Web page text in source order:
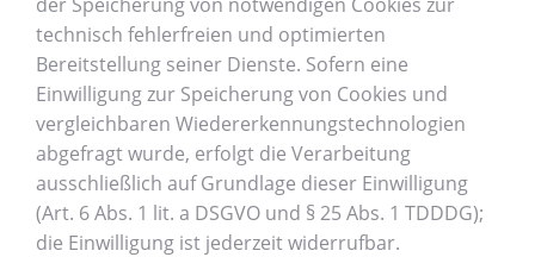
technisch fehlerfreien und optimierten
Bereitstellung seiner Dienste. Sofern eine
Einwilligung zur Speicherung von Cookies und
vergleichbaren Wiedererkennungstechnologien
abgefragt wurde, erfolgt die Verarbeitung
ausschließlich auf Grundlage dieser Einwilligung
(Art. 6 Abs. 1 lit. a DSGVO und § 25 Abs. 1 TDDDG);
die Einwilligung ist jederzeit widerrufbar.